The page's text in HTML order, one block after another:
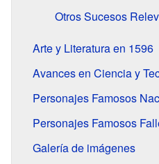
Otros Sucesos
Arte y Literatura en 1596
Avances en Ciencia y
Personajes Famosos
Personajes Famosos
Galería de imágenes